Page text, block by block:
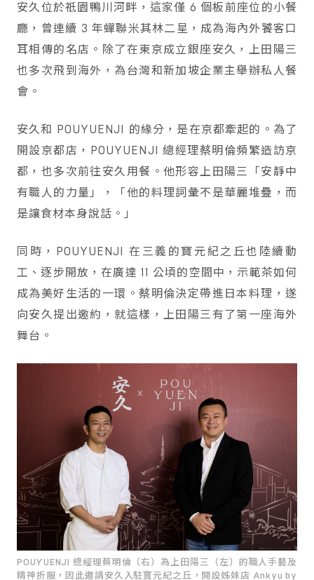
安久位於祇園鴨川河畔，這家僅 6 個板前座位的小餐
廳，曾連續 3 年蟬聯米其林二星，成為海內外饕客口
耳相傳的名店。除了在東京成立銀座安久，上田陽三
也多次飛到海外，為台灣和新加坡企業主舉辦私人餐
會。
安久和 POUYUENJI 的緣分，是在京都牽起的。為了
開設京都店，POUYUENJI 總經理蔡明倫頻繁造訪京
都，也多次前往安久用餐。他形容上田陽三「安靜中
有職人的力量」，「他的料理詞彙不是華麗堆疊，而
是讓食材本身說話。」
同時，POUYUENJI 在三義的寶元紀之丘也陸續動
工、逐步開放，在廣達 11 公頃的空間中，示範茶如何
成為美好生活的一環。蔡明倫決定帶進日本料理，遂
向安久提出邀約，就這樣，上田陽三有了第一座海外
舞台。
POUYUENJI 總經理蔡明倫（右）為上田陽三（左）的職人手藝及
精神折服，因此邀請安久入駐寶元紀之丘，開設姊妹店 Ankyu by